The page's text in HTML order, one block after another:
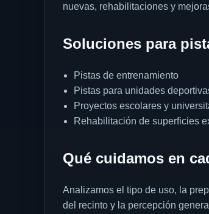
nuevas, rehabilitaciones y
Soluciones para
Pistas de entrenamiento
Pistas para unidades
Proyectos escolares y
Rehabilitación de superficies
Qué cuidamos en
Analizamos el tipo de uso, la
del recinto y la percepción